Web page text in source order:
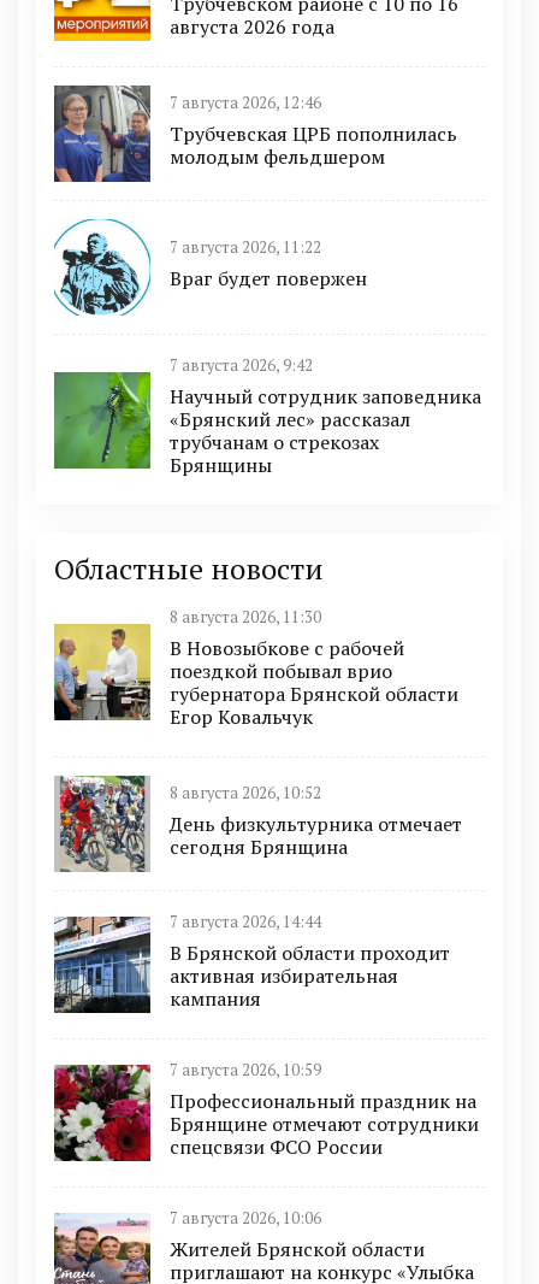
августа 2026 года
7 августа 2026, 12:46
Трубчевская ЦРБ пополнилась
молодым фельдшером
7 августа 2026, 11:22
Враг будет повержен
7 августа 2026, 9:42
Научный сотрудник заповедника
«Брянский лес» рассказал
трубчанам о стрекозах
Брянщины
Областные новости
8 августа 2026, 11:30
В Новозыбкове с рабочей
поездкой побывал врио
губернатора Брянской области
Егор Ковальчук
8 августа 2026, 10:52
День физкультурника отмечает
сегодня Брянщина
7 августа 2026, 14:44
В Брянской области проходит
активная избирательная
кампания
7 августа 2026, 10:59
Профессиональный праздник на
Брянщине отмечают сотрудники
спецсвязи ФСО России
7 августа 2026, 10:06
Жителей Брянской области
приглашают на конкурс «Улыбка